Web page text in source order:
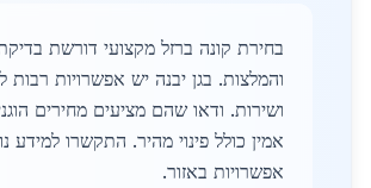
בחירת קונה ברזל מקצועי דורשת בדיקת
והמלצות. בגן יבנה יש אפשרויות רבות
ושירות. ודאו שהם מציעים מחירים
אמין כולל פינוי מהיר. התקשרו למידע
אפשרויות באזור.